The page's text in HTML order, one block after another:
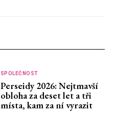
SPOLEČNOST
Perseidy 2026: Nejtmavší
obloha za deset let a tři
místa, kam za ní vyrazit